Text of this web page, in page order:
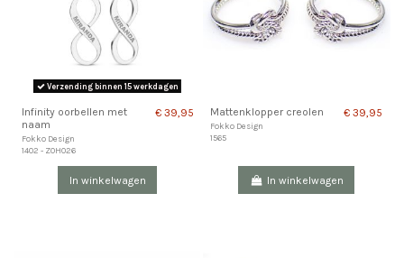
Verzending binnen 15 werkdagen
Infinity oorbellen met
naam
Fokko Design
1402 - ZOH026
€ 39,95
In winkelwagen
Mattenklopper creolen
Fokko Design
1565
€ 39,95
In winkelwagen